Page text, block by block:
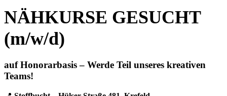
NÄHKURSE GESUCHT
(m/w/d)
auf Honorarbasis – Werde Teil unseres kreativen
Teams!